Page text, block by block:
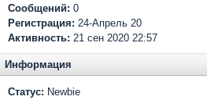
Сообщений: 0
Регистрация: 24-Апрель 20
Активность: 21 сен 2020 22:57
Информация
Статус: Newbie